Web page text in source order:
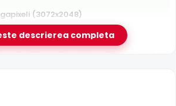
(3072x2048)
timp de noapte pana la 80 m
— ploaie, praf si inghet
— un singur cablu pentru date si curent
descrierea completa